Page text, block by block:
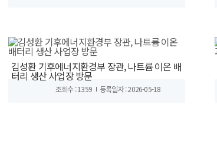
김성환 기후에너지환경부 장관, 나트륨 이온 배
터리 생산 사업장 방문
조회수 : 1359 등록일자 : 2026-05-18